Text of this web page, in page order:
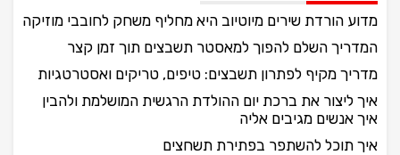
מדוע הורדת שירים מיוטיוב היא מחליף משחק לחובבי מוזיקה
המדריך השלם להפוך למאסטר תשבצים תוך זמן קצר
מדריך מקיף לפתרון תשבצים: טיפים, טריקים ואסטרטגיות
איך ליצור את ברכת יום ההולדת הרגשית המושלמת ולהבין
איך אנשים מגיבים אליה
איך תוכל להשתפר בפתירת תשחצים